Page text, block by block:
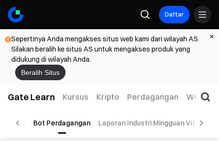
Daftar
Sepertinya Anda mengakses situs web kami dari wilayah AS.
Silakan beralih ke situs AS untuk mengakses produk yang
didukung di wilayah Anda.
Beralih Situs
Gate Learn Kursus Kripto Perdagangan Web3
Pasar Bot Perdagangan Laporan Industri Mingguan VIP